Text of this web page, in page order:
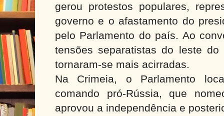
gerou protestos populares,
governo e o afastamento do
pelo Parlamento do país. Ao
tensões separatistas do leste
tornaram-se mais acirradas.
Na Crimeia, o Parlamento
comando pró-Rússia, que
aprovou a independência e